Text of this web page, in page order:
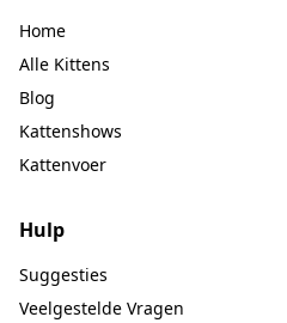
Home
Alle Kittens
Blog
Kattenshows
Kattenvoer
Hulp
Suggesties
Veelgestelde Vragen